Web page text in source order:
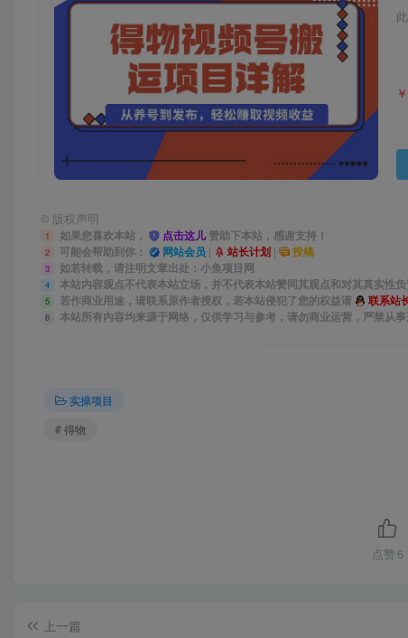
￥
© 版权声明
1 如果您喜欢本站， 点击这儿赞助下本站，感谢支持！
2 可能会帮助到你： 网站会员 | 站长计划 | 投稿
3 如若转载，请注明文章出处：小鱼项目网
4 本站内容观点不代表本站立场，并不代表本站赞同其观点和对其真实性
5 若作商业用途，请联系原作者授权，若本站侵犯了您的权益请 联系站
6
本站所有内容均来源于网络，仅供学习与参考，请勿商业运营，严禁从
实操项目
# 得物
点赞 6
上一篇